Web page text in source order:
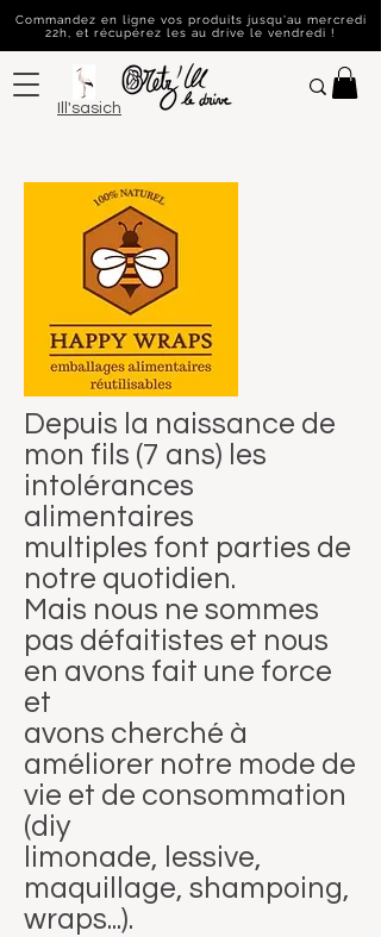
Commandez en ligne vos produits jusqu'au mercredi
22h, et récupérez les au drive le vendredi !
Ill'sasich
Depuis la naissance de
mon fils (7 ans) les
intolérances
alimentaires
multiples font parties de
notre quotidien.
Mais nous ne sommes
pas défaitistes et nous
en avons fait une force
et
avons cherché à
améliorer notre mode de
vie et de consommation
(diy
limonade, lessive,
maquillage, shampoing,
wraps...).